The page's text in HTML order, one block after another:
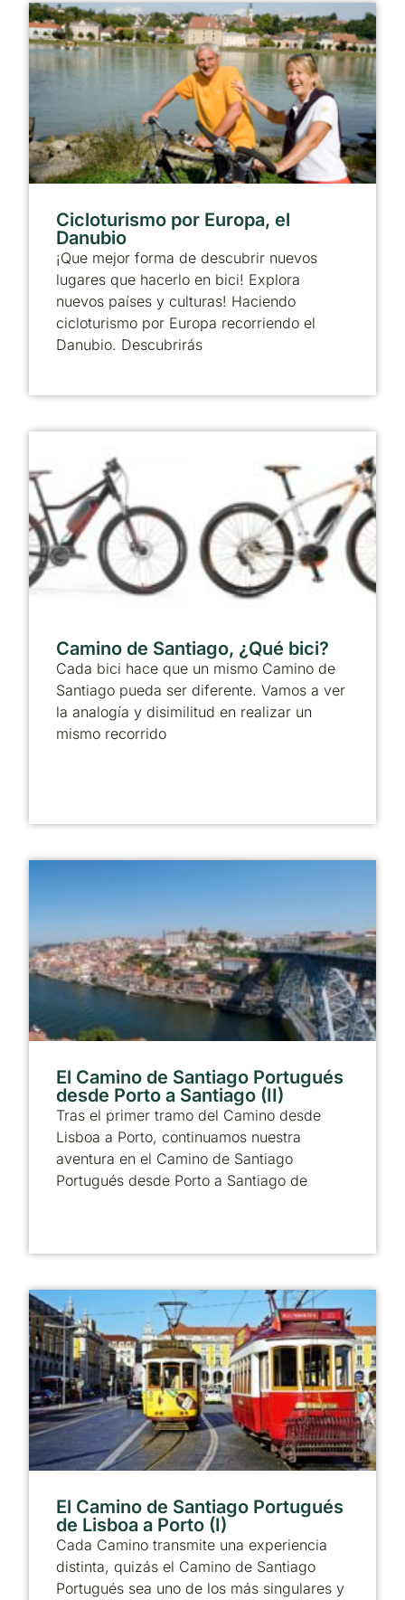
Cicloturismo por Europa, el
Danubio
¡Que mejor forma de descubrir nuevos
lugares que hacerlo en bici! Explora
nuevos países y culturas! Haciendo
cicloturismo por Europa recorriendo el
Danubio. Descubrirás
Camino de Santiago, ¿Qué bici?
Cada bici hace que un mismo Camino de
Santiago pueda ser diferente. Vamos a ver
la analogía y disimilitud en realizar un
mismo recorrido
El Camino de Santiago Portugués
desde Porto a Santiago (II)
Tras el primer tramo del Camino desde
Lisboa a Porto, continuamos nuestra
aventura en el Camino de Santiago
Portugués desde Porto a Santiago de
El Camino de Santiago Portugués
de Lisboa a Porto (I)
Cada Camino transmite una experiencia
distinta, quizás el Camino de Santiago
Portugués sea uno de los más singulares y